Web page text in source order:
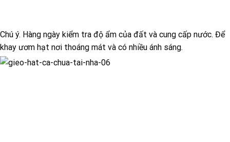
Chú ý. Hàng ngày kiểm tra độ ẩm của đất và cung cấp nước. Để
khay ươm hạt nơi thoáng mát và có nhiều ánh sáng.